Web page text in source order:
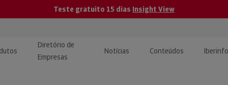
Teste gratuito 15 dias Insight View
Diretório de
Empresas
Notícias Conteúdos